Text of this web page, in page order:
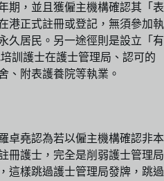
期，並且獲僱主機構確認其「表
港正式註冊或登記，無須參加執
久居民。另一途徑則是設立「有
訓護士在護士管理局、認可的
、附表護養院等執業。
卓堯認為若以僱主機構確認非本
冊護士，完全是削弱護士管理局
這樣跳過護士管理局發牌，跳過